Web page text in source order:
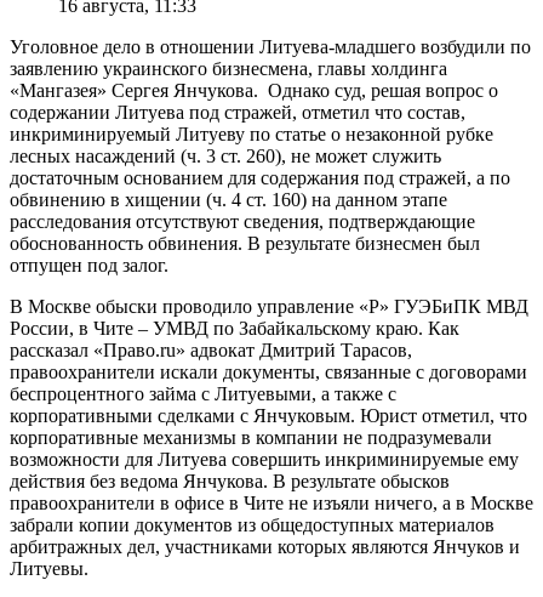
16 августа, 11:33
Уголовное дело в отношении Литуева-младшего возбудили по
заявлению украинского бизнесмена, главы холдинга
«Мангазея» Сергея Янчукова. Однако суд, решая вопрос о
содержании Литуева под стражей, отметил что состав,
инкриминируемый Литуеву по статье о незаконной рубке
лесных насаждений (ч. 3 ст. 260), не может служить
достаточным основанием для содержания под стражей, а по
обвинению в хищении (ч. 4 ст. 160) на данном этапе
расследования отсутствуют сведения, подтверждающие
обоснованность обвинения. В результате бизнесмен был
отпущен под залог.
В Москве обыски проводило управление «Р» ГУЭБиПК МВД
России, в Чите – УМВД по Забайкальскому краю. Как
рассказал «Право.ru» адвокат Дмитрий Тарасов,
правоохранители искали документы, связанные с договорами
беспроцентного займа с Литуевыми, а также с
корпоративными сделками с Янчуковым. Юрист отметил, что
корпоративные механизмы в компании не подразумевали
возможности для Литуева совершить инкриминируемые ему
действия без ведома Янчукова. В результате обысков
правоохранители в офисе в Чите не изъяли ничего, а в Москве
забрали копии документов из общедоступных материалов
арбитражных дел, участниками которых являются Янчуков и
Литуевы.